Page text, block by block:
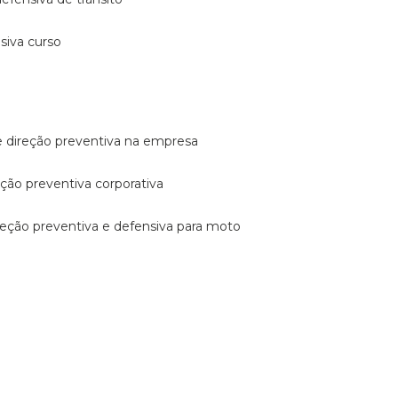
curso
direção preventiva na empresa
preventiva corporativa
preventiva e defensiva para moto